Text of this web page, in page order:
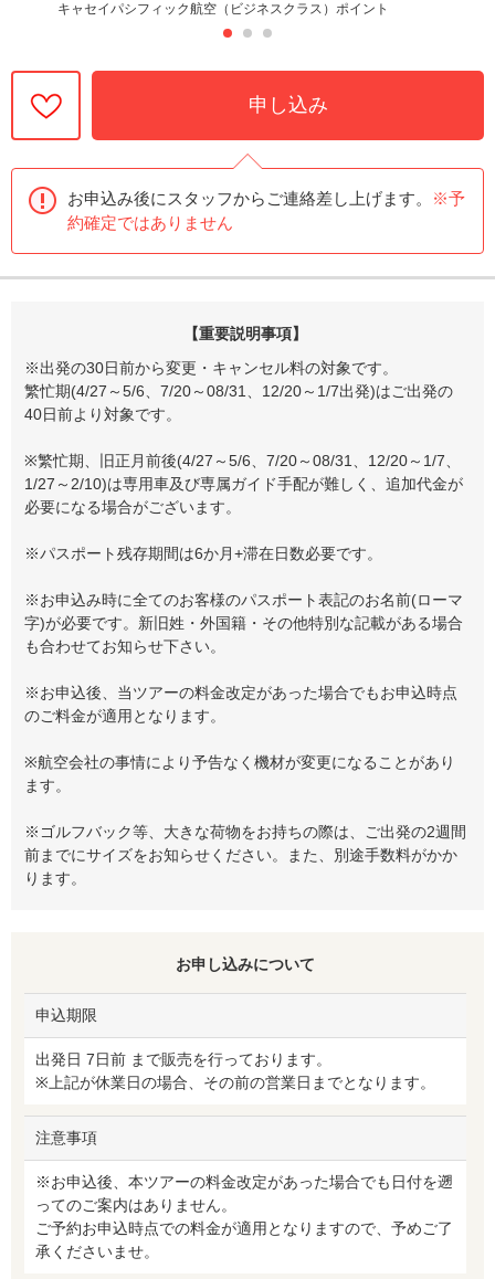
キャセイパシフィック航空（ビジネスクラス）ポイント
申し込み
お申込み後にスタッフからご連絡差し上げます。
※予
約確定ではありません
【重要説明事項】
※出発の30日前から変更・キャンセル料の対象です。
繁忙期(4/27～5/6、7/20～08/31、12/20～1/7出発)はご出発の
40日前より対象です。
※繁忙期、旧正月前後(4/27～5/6、7/20～08/31、12/20～1/7、
1/27～2/10)は専用車及び専属ガイド手配が難しく、追加代金が
必要になる場合がございます。
※パスポート残存期間は6か月+滞在日数必要です。
※お申込み時に全てのお客様のパスポート表記のお名前(ローマ
字)が必要です。新旧姓・外国籍・その他特別な記載がある場合
も合わせてお知らせ下さい。
※お申込後、当ツアーの料金改定があった場合でもお申込時点
のご料金が適用となります。
※航空会社の事情により予告なく機材が変更になることがあり
ます。
※ゴルフバック等、大きな荷物をお持ちの際は、ご出発の2週間
前までにサイズをお知らせください。また、別途手数料がかか
ります。
お申し込みについて
申込期限
出発日 7日前 まで販売を行っております。
※上記が休業日の場合、その前の営業日までとなります。
注意事項
※お申込後、本ツアーの料金改定があった場合でも日付を遡
ってのご案内はありません。
ご予約お申込時点での料金が適用となりますので、予めご了
承くださいませ。